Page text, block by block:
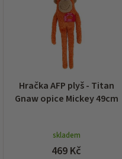
Hračka AFP plyš - Titan
Gnaw opice Mickey 49cm
skladem
469 Kč